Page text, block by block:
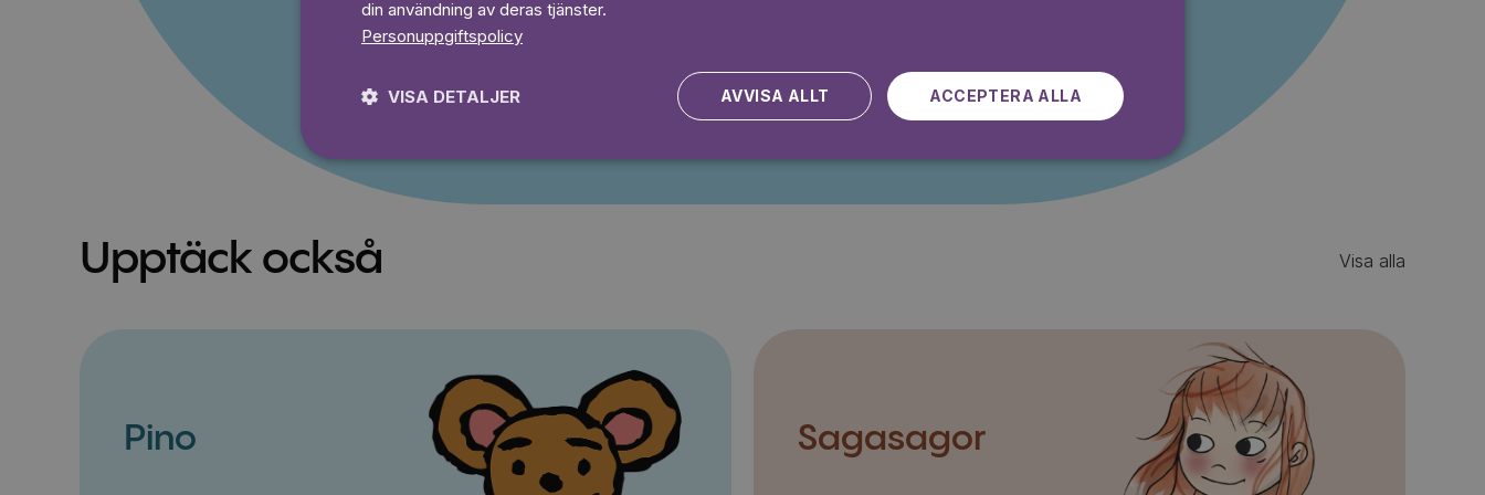
Kampanjen gäller nya kunder fram till och med 2026-08-24
Upptäck också Visa alla
Pino Sagasagor
din användning av deras tjänster.
Personuppgiftspolicy
ACCEPTERA ALLA
AVVISA ALLT
VISA DETALJER